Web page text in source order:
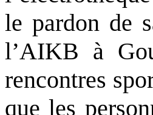
le pardon de
l’AIKB à
rencontres
que les